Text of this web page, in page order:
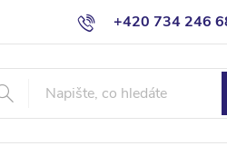
+420 734 246